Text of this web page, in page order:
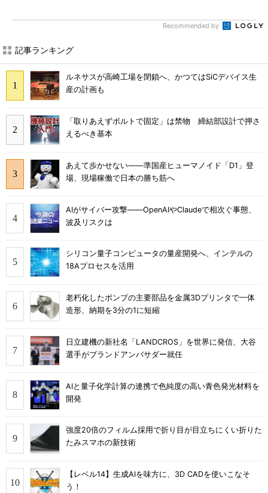
Recommended by
記事ランキング
ルネサスが高崎工場を閉鎖へ、かつてはSiCデバイス生
産の計画も
「取りあえずボルトで固定」は禁物 締結部設計で押さ
えるべき基本
あえて歩かせない――準国産ヒューマノイド「D1」登
場、現場稼働で日本の勝ち筋へ
AIがサイバー攻撃――OpenAIやClaudeで相次ぐ事態、
波及リスクは
シリコン量子コンピュータの量産開発へ、インテルの
18Aプロセスを活用
老朽化したポンプの主要部品を金属3Dプリンタで一体
造形、納期を3分の1に短縮
日立建機の新社名「LANDCROS」を世界に発信、大谷
選手がブランドアンバサダー就任
AIと量子化学計算の連携で色純度の高い青色発光材料を
開発
強度20倍のフィルム採用で折り目が目立ちにくい折りた
たみスマホの新技術
【レベル14】生成AIを味方に、3D CADを使いこなそ
う！